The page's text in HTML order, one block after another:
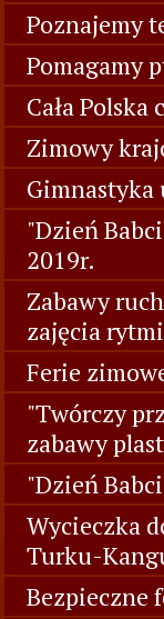
Poznajemy
Pomagamy
Cała
Zimowy
Gimnastyka
"Dzień
2019r.
Zabawy
zajęcia
Ferie
"Twórczy
zabawy
"Dzień
Wycieczka
Turku-
Bezpieczne